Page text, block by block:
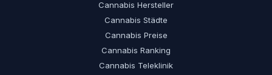
Cannabis Hersteller
Cannabis Städte
Cannabis Preise
Cannabis Ranking
Cannabis Teleklinik